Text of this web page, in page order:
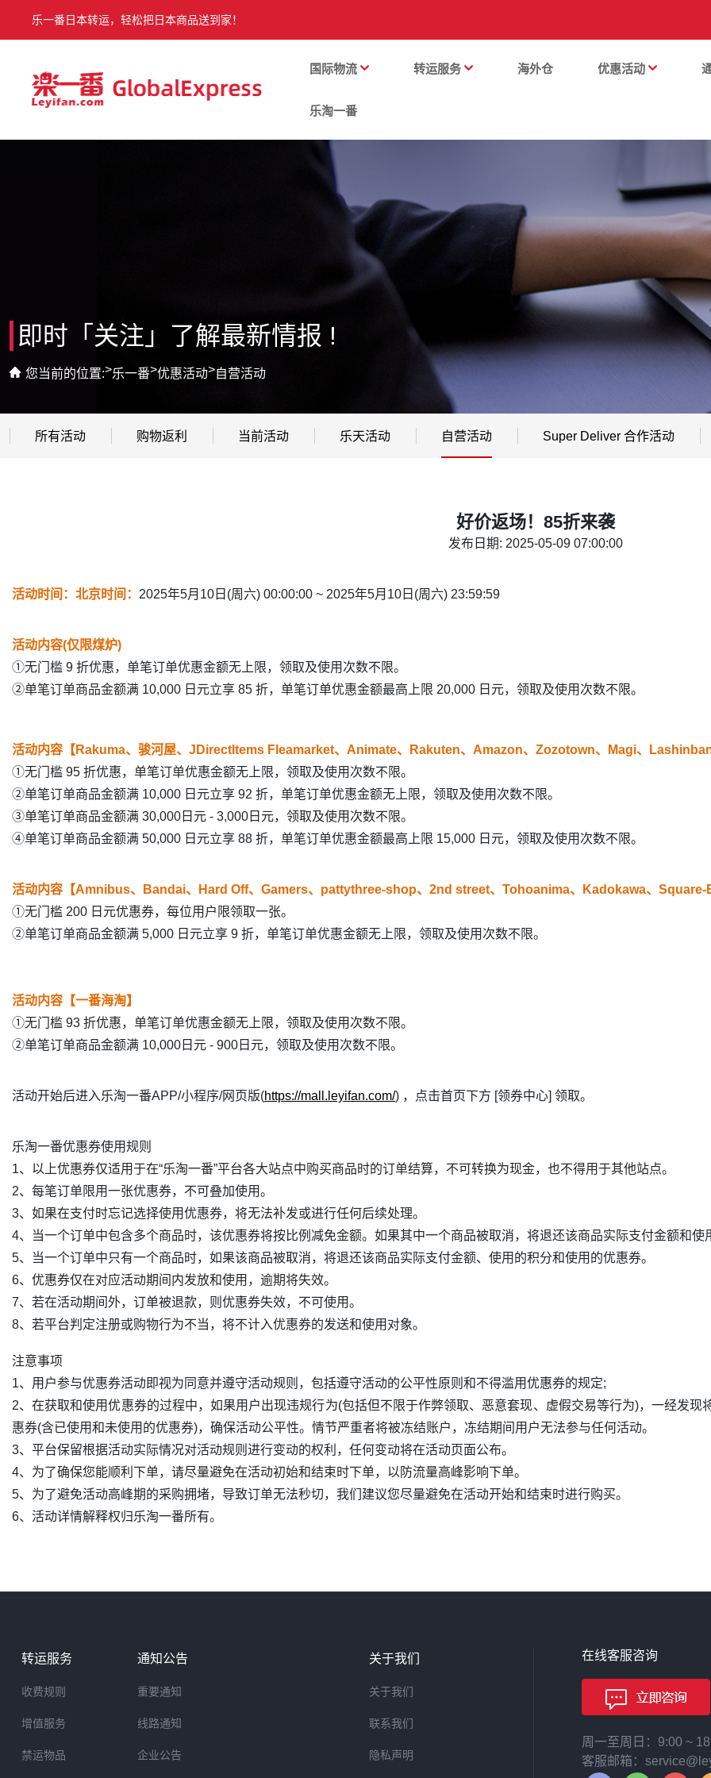
乐一番日本转运，轻松把日本商品送到家！
国际物流 转运服务 海外仓 优惠活动
乐淘一番
即时「关注」了解最新情报 !
您当前的位置:>乐一番>优惠活动>自营活动
所有活动 购物返利 当前活动 乐天活动 自营活动 Super Deliver 合作活动
好价返场！85折来袭
发布日期: 2025-05-09 07:00:00
活动时间：北京时间： 2025年5月10日(周六) 00:00:00 ~ 2025年5月10日(周六) 23:59:59
活动内容(仅限煤炉)
①无门槛 9 折优惠， 单笔订单优惠金额无上限，领取及使用次数不限。
②单笔订单商品金额满 10,000 日元立享 85 折，单笔订单优惠金额最高上限 20,000 日元，领取及使用次数不限。
活动内容【Rakuma、骏河屋、JDirectItems Fleamarket、Animate、Rakuten、Amazon、Zozotown、Magi、
①无门槛 95 折优惠，单笔订单优惠金额无上限，领取及使用次数不限。
②单笔订单商品金额满 10,000 日元立享 92 折，单笔订单优惠金额无上限，领取及使用次数不限。
③单笔订单商品金额满 30,000日元 - 3,000日元，领取及使用次数不限。
④单笔订单商品金额满 50,000 日元立享 88 折，单笔订单优惠金额最高上限 15,000 日元，领取及使用次数不限。
活动内容【Amnibus、Bandai、Hard Off、Gamers、pattythree-shop、2nd street、Tohoanima、Kadokawa、Square-
①无门槛 200 日元优惠券，每位用户限领取一张。
②单笔订单商品金额满 5,000 日元立享 9 折， 单笔订单优惠金额无上限，领取及使用次数不限。
活动内容【一番海淘】
①无门槛 93 折优惠，单笔订单优惠金额无上限，领取及使用次数不限。
②单笔订单商品金额满 10,000日元 - 900日元，领取及使用次数不限。
活动开始后进入乐淘一番APP/小程序/网页版(https://mall.leyifan.com/) ，点击首页下方 [领券中心] 领取。
乐淘一番优惠券使用规则
1、以上优惠券仅适用于在“乐淘一番”平台各大站点中购买商品时的订单结算，不可转换为现金，也不得用于其他站点。
2、每笔订单限用一张优惠券，不可叠加使用。
3、如果在支付时忘记选择使用优惠券，将无法补发或进行任何后续处理。
4、当一个订单中包含多个商品时，该优惠券将按比例减免金额。如果其中一个商品被取消，将退还该商品实际支付金额和使
5、当一个订单中只有一个商品时，如果该商品被取消，将退还该商品实际支付金额、使用的积分和使用的优惠券。
6、优惠券仅在对应活动期间内发放和使用，逾期将失效。
7、若在活动期间外，订单被退款，则优惠券失效，不可使用。
8、若平台判定注册或购物行为不当，将不计入优惠券的发送和使用对象。
注意事项
1、用户参与优惠券活动即视为同意并遵守活动规则，包括遵守活动的公平性原则和不得滥用优惠券的规定;
2、在获取和使用优惠券的过程中，如果用户出现违规行为(包括但不限于作弊领取、恶意套现、虚假交易等行为)，一经发
惠券(含已使用和未使用的优惠券)，确保活动公平性。情节严重者将被冻结账户，冻结期间用户无法参与任何活动。
3、平台保留根据活动实际情况对活动规则进行变动的权利，任何变动将在活动页面公布。
4、为了确保您能顺利下单，请尽量避免在活动初始和结束时下单，以防流量高峰影响下单。
5、为了避免活动高峰期的采购拥堵，导致订单无法秒切，我们建议您尽量避免在活动开始和结束时进行购买。
6、活动详情解释权归乐淘一番所有。
转运服务
收费规则
增值服务
禁运物品
通知公告
重要通知
线路通知
企业公告
关于我们
关于我们
联系我们
隐私声明
在线客服咨询
周一至周日：9:00 ~
客服邮箱：